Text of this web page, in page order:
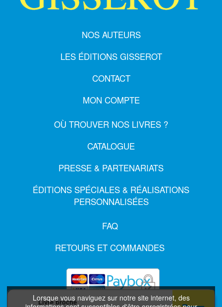
Lorsque vous naviguez sur notre site internet, des
Livre broché
NOS AUTEURS
LES ÉDITIONS GISSEROT
CONTACT
MON COMPTE
OÙ TROUVER NOS LIVRES ?
CATALOGUE
PRESSE & PARTENARIATS
ÉDITIONS SPÉCIALES & RÉALISATIONS
PERSONNALISÉES
FAQ
RETOURS ET COMMANDES